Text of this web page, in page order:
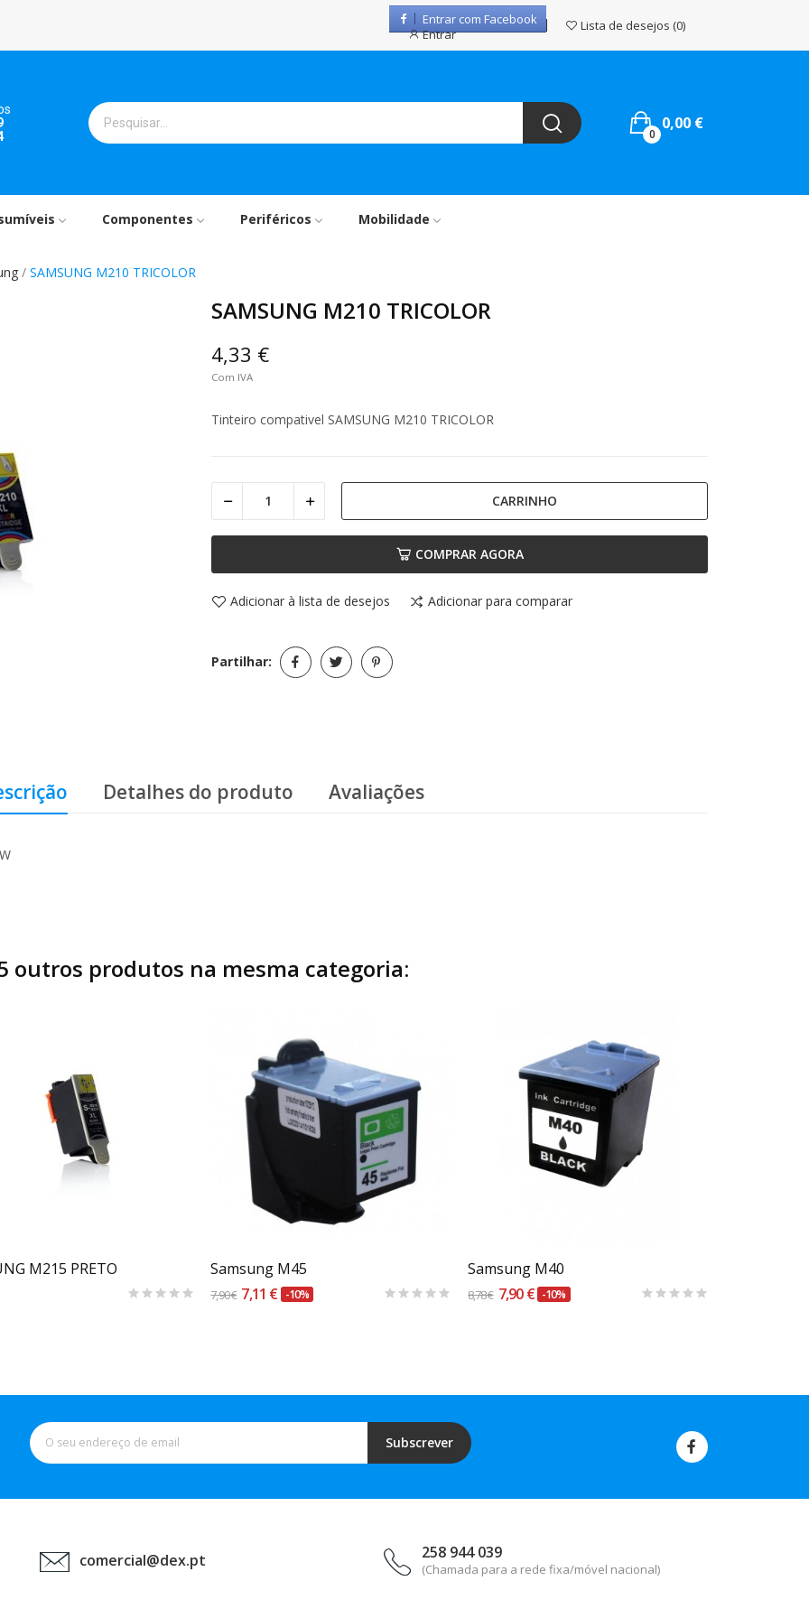
Entrar com Facebook
Entrar
Lista de desejos 0
0,00 €
0
Componentes Periféricos Mobilidade
SAMSUNG M210 TRICOLOR
SAMSUNG M210 TRICOLOR
4,33 €
Com IVA
Tinteiro compativel SAMSUNG M210 TRICOLOR
CARRINHO
COMPRAR AGORA
Adicionar à lista de desejos Adicionar para comparar
Partilhar:
Detalhes do produto Avaliações
outros produtos na mesma categoria:
M215 PRETO Samsung M45
7,90 € 7,11 € -10%
Samsung M40
8,78 € 7,90 € -10%
Subscrever
comercial@dex.pt 258 944 039
(Chamada para a rede fixa/móvel nacional)